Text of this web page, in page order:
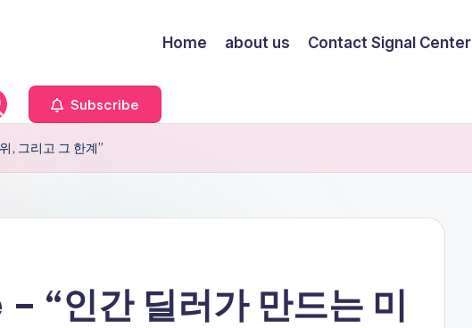
Home about us Contact Signal Center
Subscribe
, 그리고 그 한계”
“인간 딜러가 만드는 미